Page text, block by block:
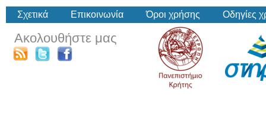
Σχετικά Επικοινωνία Όροι χρήσης Οδηγίες
Ακολουθήστε μας